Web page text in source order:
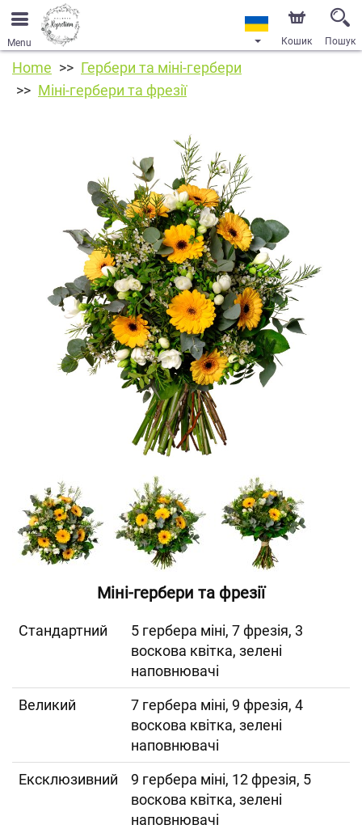
Menu Кошик Пошук
Home
Гербери та міні-гербери
Міні-гербери та фрезії
Міні-гербери та фрезії
Cтандартний
5 гербера міні, 7 фрезія, 3
воскова квітка, зелені
наповнювачі
Великий
7 гербера міні, 9 фрезія, 4
воскова квітка, зелені
наповнювачі
Ексклюзивний
9 гербера міні, 12 фрезія, 5
воскова квітка, зелені
наповнювачі